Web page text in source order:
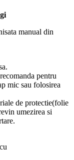
manual din
pentru
mic sau folosirea
de protectie(folie
umezirea si